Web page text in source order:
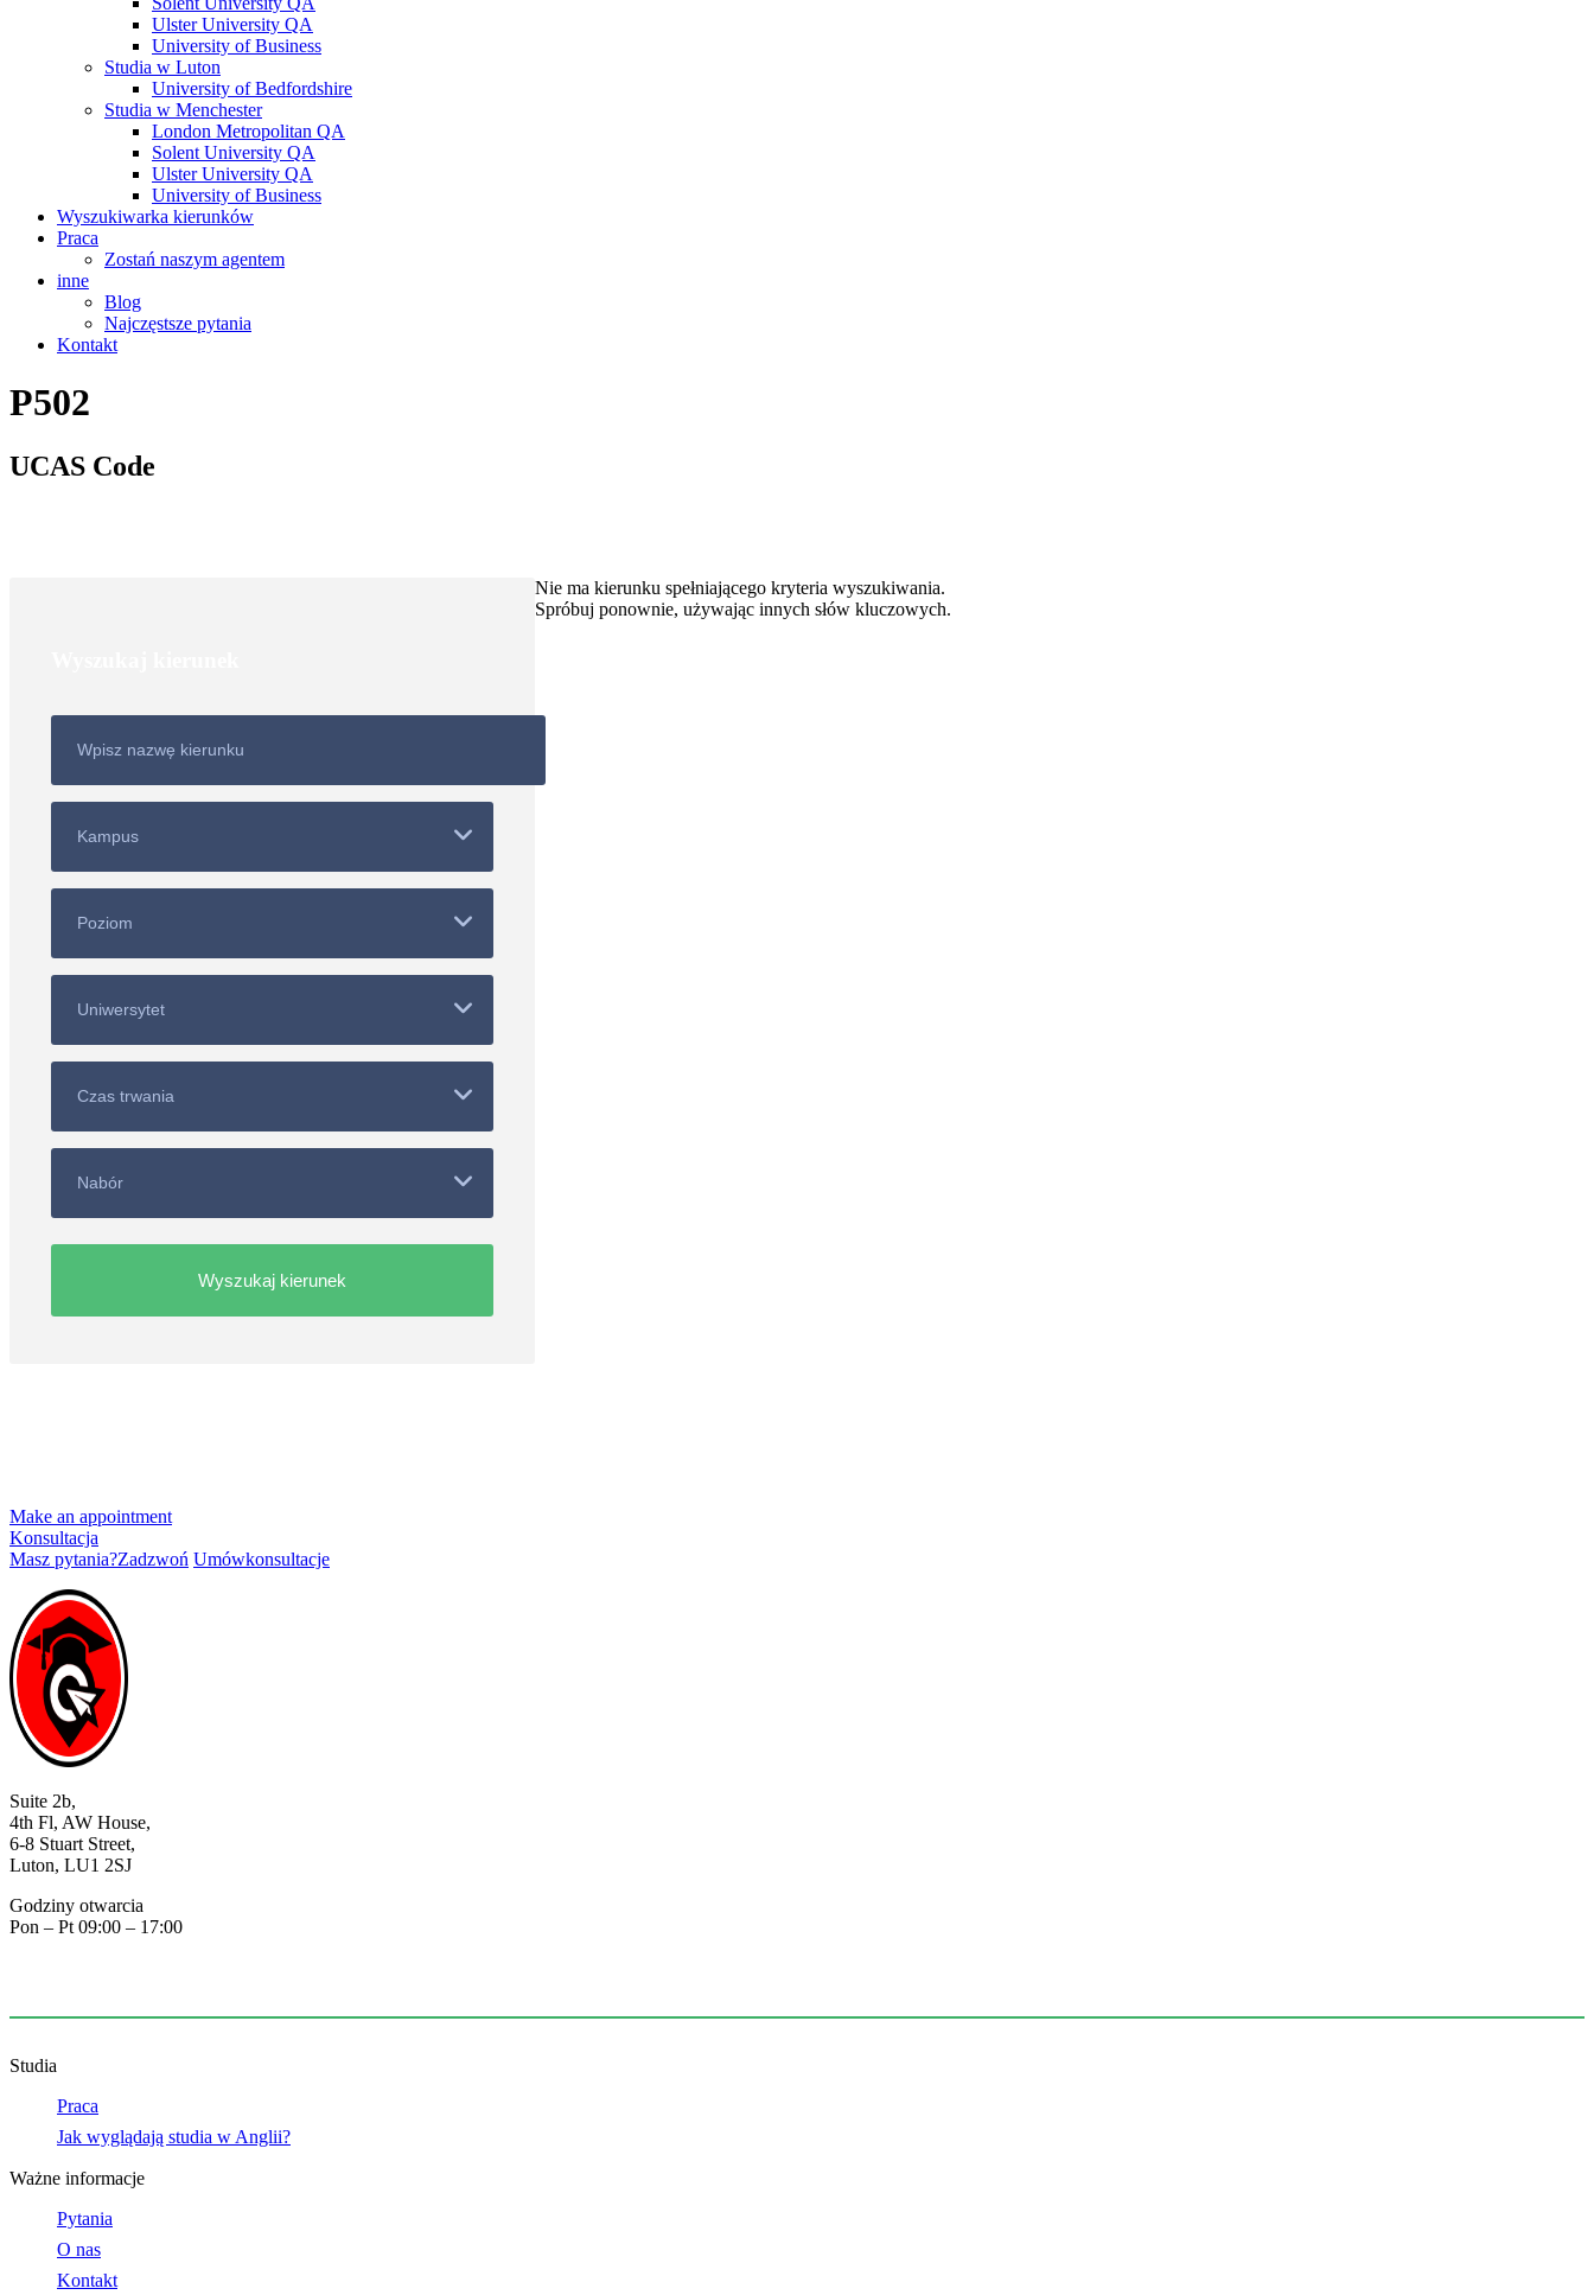
Ulster University QA
University of Business
Studia w Luton
University of Bedfordshire
Studia w Menchester
London Metropolitan QA
Solent University QA
Ulster University QA
University of Business
Wyszukiwarka kierunków
Praca
Zostań naszym agentem
inne
Blog
Najczęstsze pytania
Kontakt
P502
UCAS Code
Nie ma kierunku spełniającego kryteria wyszukiwania.
Spróbuj ponownie, używając innych słów kluczowych.
Make an appointment
Konsultacja
Masz pytania?Zadzwoń Umówkonsultacje
Suite 2b,
4th Fl, AW House,
6-8 Stuart Street,
Luton, LU1 2SJ
Godziny otwarcia
Pon – Pt 09:00 – 17:00
Studia
Praca
Jak wyglądają studia w Anglii?
Ważne informacje
Pytania
O nas
Kontakt